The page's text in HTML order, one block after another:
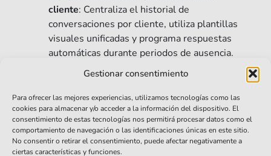
Gestionar consentimiento
Para ofrecer las mejores experiencias, utilizamos tecnologías como las
cookies para almacenar y/o acceder a la información del dispositivo. El
consentimiento de estas tecnologías nos permitirá procesar datos como el
comportamiento de navegación o las identificaciones únicas en este sitio.
No consentir o retirar el consentimiento, puede afectar negativamente a
ciertas características y funciones.
cliente: Centraliza el historial de
conversaciones por cliente, utiliza plantillas
visuales unificadas y programa respuestas
automáticas durante periodos de ausencia.
Características Principales Del
Plugin MultiEmail
¿Cómo Funciona El Plugin
MultiEmail?